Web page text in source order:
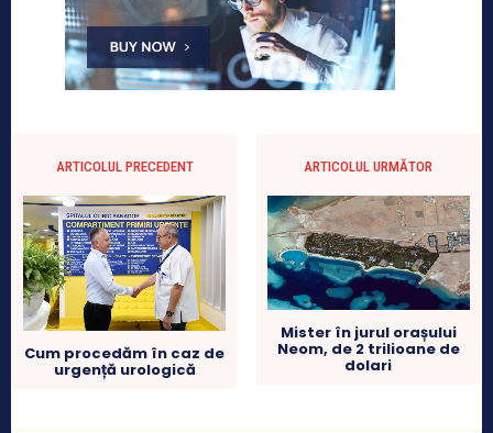
ARTICOLUL PRECEDENT
Cum procedăm în caz de
urgență urologică
ARTICOLUL URMĂTOR
Mister în jurul orașului
Neom, de 2 trilioane de
dolari